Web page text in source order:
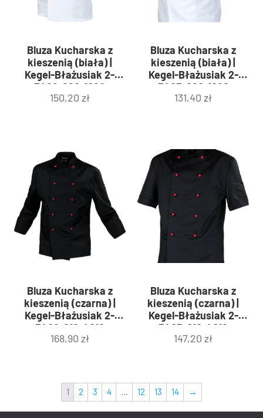
Bluza Kucharska z
kieszenią (biała) |
Kegel-Błażusiak 2-
3402-060-1080
150,20 zł
Bluza Kucharska z
kieszenią (biała) |
Kegel-Błażusiak 2-
3403-060-1080
131,40zł
Bluza Kucharska z
kieszenią (czarna) |
Kegel-Błażusiak 2-
3402-010-4010
168,90 zł
Bluza Kucharska z
kieszenią (czarna) |
Kegel-Błażusiak 2-
3403-010-4010
147,20zł
1 2 3 4 … 12 13 14 →